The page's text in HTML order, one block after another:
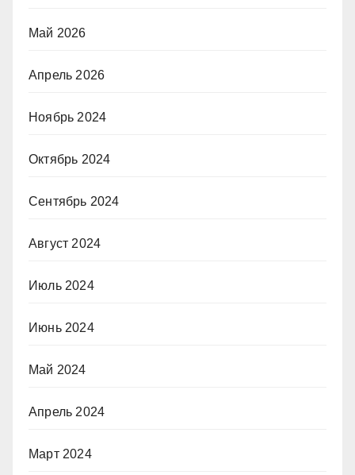
Май 2026
Апрель 2026
Ноябрь 2024
Октябрь 2024
Сентябрь 2024
Август 2024
Июль 2024
Июнь 2024
Май 2024
Апрель 2024
Март 2024